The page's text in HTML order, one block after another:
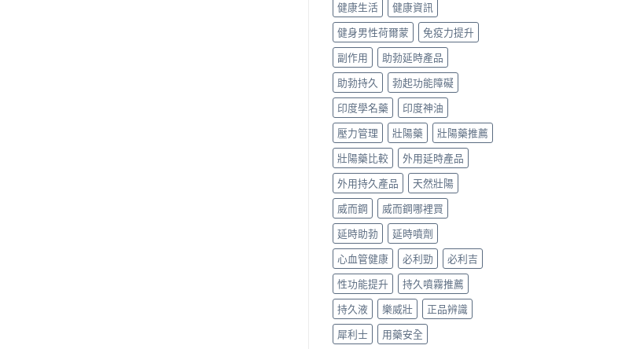
健康生活
健康資訊
健身男性荷爾蒙
免疫力提升
副作用
助勃延時產品
助勃持久
勃起功能障礙
印度學名藥
印度神油
壓力管理
壯陽藥
壯陽藥推薦
壯陽藥比較
外用延時產品
外用持久產品
天然壯陽
威而鋼
威而鋼哪裡買
延時助勃
延時噴劑
心血管健康
必利勁
必利吉
性功能提升
持久噴霧推薦
持久液
樂威壯
正品辨識
犀利士
用藥安全